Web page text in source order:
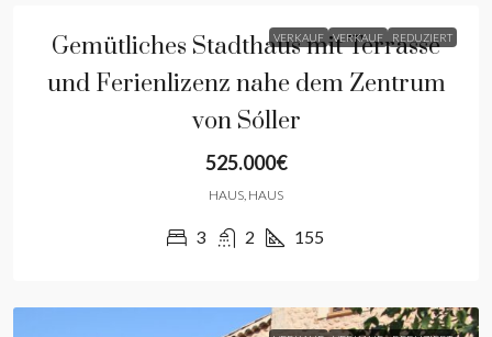
VERKAUF VERKAUF REDUZIERT
Gemütliches Stadthaus mit Terrasse
und Ferienlizenz nahe dem Zentrum
von Sóller
525.000€
HAUS, HAUS
3 2 155